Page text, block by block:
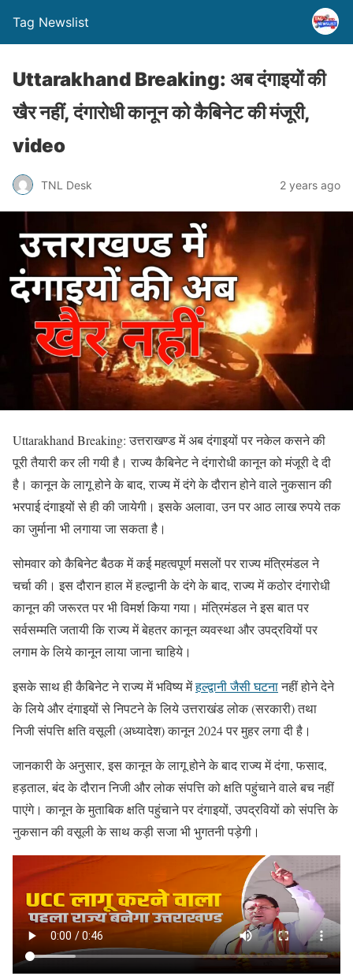
Tag Newslist
Uttarakhand Breaking: अब दंगाइयों की
खैर नहीं, दंगारोधी कानून को कैबिनेट की मंजूरी,
video
TNL Desk 2 years ago
Uttarakhand Breaking: उत्तराखण्ड में अब दंगाइयों पर नकेल कसने की
पूरी तैयारी कर ली गयी है। राज्य कैबिनेट ने दंगारोधी कानून को मंजूरी दे दी
है। कानून के लागू होने के बाद, राज्य में दंगे के दौरान होने वाले नुकसान की
भरपाई दंगाइयों से ही की जायेगी। इसके अलावा, उन पर आठ लाख रुपये तक
का जुर्माना भी लगाया जा सकता है।
सोमवार को कैबिनेट बैठक में कई महत्वपूर्ण मसलों पर राज्य मंत्रिमंडल ने
चर्चा की। इस दौरान हाल में हल्द्वानी के दंगे के बाद, राज्य में कठोर दंगारोधी
कानून की जरूरत पर भी विमर्श किया गया। मंत्रिमंडल ने इस बात पर
सर्वसम्मति जतायी कि राज्य में बेहतर कानून व्यवस्था और उपद्रवियों पर
लगाम के लिये कानून लाया जाना चाहिये।
इसके साथ ही कैबिनेट ने राज्य में भविष्य मेंहल्द्वानी जैसी घटनानहीं होने देने
के लिये और दंगाइयों से निपटने के लिये उत्तराखंड लोक (सरकारी) तथा
निजी संपत्ति क्षति वसूली (अध्यादेश) कानून 2024 पर मुहर लगा दी है।
जानकारी के अनुसार, इस कानून के लागू होने के बाद राज्य में दंगा, फसाद,
हड़ताल, बंद के दौरान निजी और लोक संपत्ति को क्षति पहुंचाने वाले बच नहीं
पाएंगे। कानून के मुताबिक क्षति पहुंचाने पर दंगाइयों, उपद्रवियों को संपत्ति के
नुकसान की वसूली के साथ कड़ी सजा भी भुगतनी पड़ेगी।